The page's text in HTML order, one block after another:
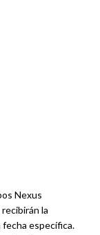
Nexus
la
fecha específica.